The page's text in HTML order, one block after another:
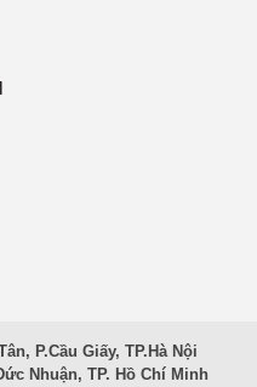
P.Cầu Giấy, TP.Hà Nội
Nhuận, TP. Hồ Chí Minh